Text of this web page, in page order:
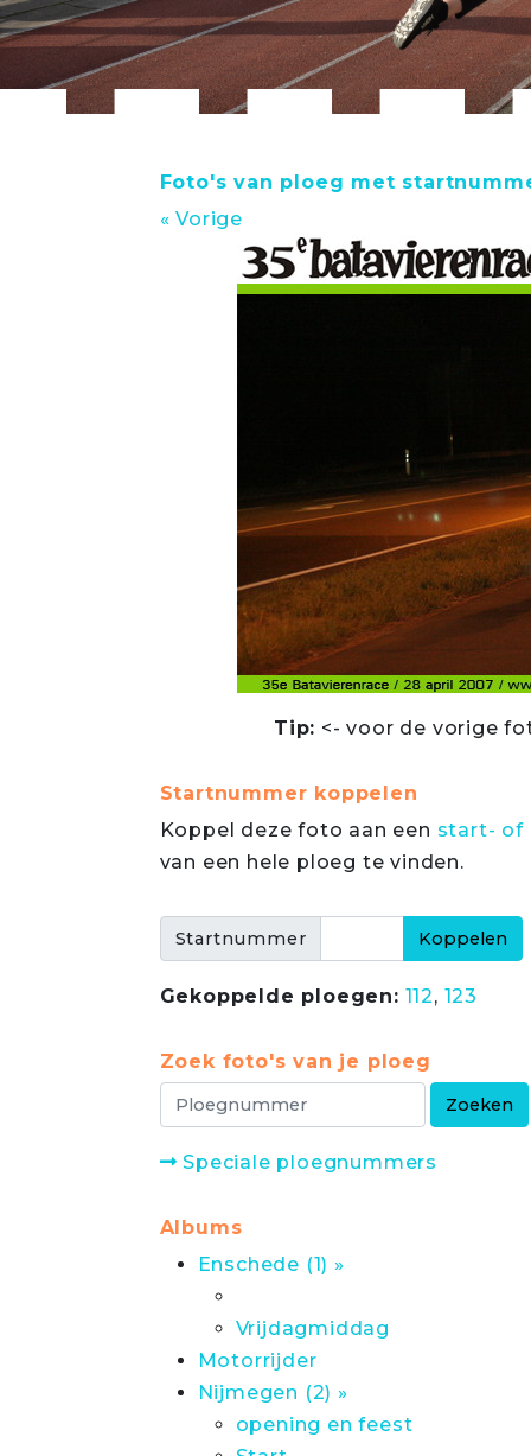
Foto's van ploeg met
« Vorige
Tip: <- voor de vorige
Startnummer koppelen
Koppel deze foto aan een start- of
van een hele ploeg te vinden.
Startnummer
Gekoppelde ploegen: 112, 123
Zoek foto's van je ploeg
Speciale ploegnummers
Albums
Enschede (1) »
Vrijdagmiddag
Motorrijder
Nijmegen (2) »
opening en feest